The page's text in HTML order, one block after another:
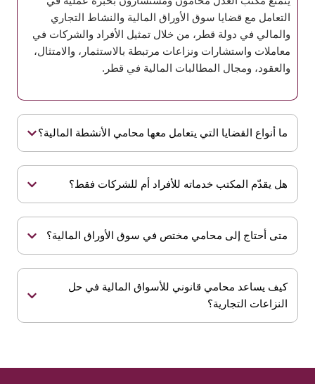
التعامل مع قضايا سوق الأوراق المالية والنشاط التجاري
والمالي في دولة قطر، من خلال تمثيل الأفراد والشركات في
معاملات واستشارات ونزاعات مرتبطة بالاستثمار، والامتثال،
والعقود، ومجال المطالبات المالية في قطر.
ما أنواع القضايا التي يتعامل معها محامي الأنشطة المالية؟
هل يقدّم المكتب خدماته للأفراد أم للشركات فقط؟
متى أحتاج إلى محامي مختص في سوق الأوراق المالية؟
كيف يساعد محامي قانوني للأسواق المالية في حل
النزاعات التجارية؟